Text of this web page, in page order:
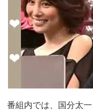
番組内では、国分太